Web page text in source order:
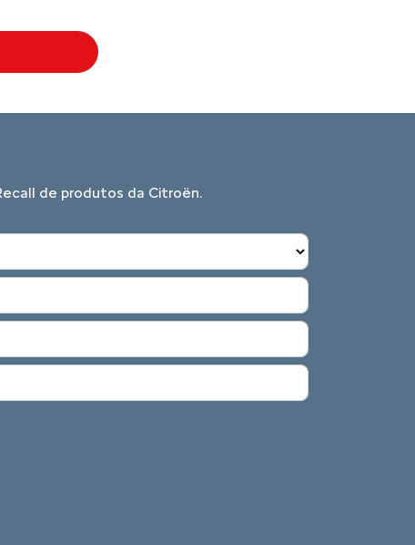
de produtos da Citroën.